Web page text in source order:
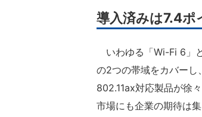
導入済みは7.4ポ
いわゆる「Wi-Fi 6」
の2つの帯域をカバーし
802.11ax対応製品が徐
市場にも企業の期待は集